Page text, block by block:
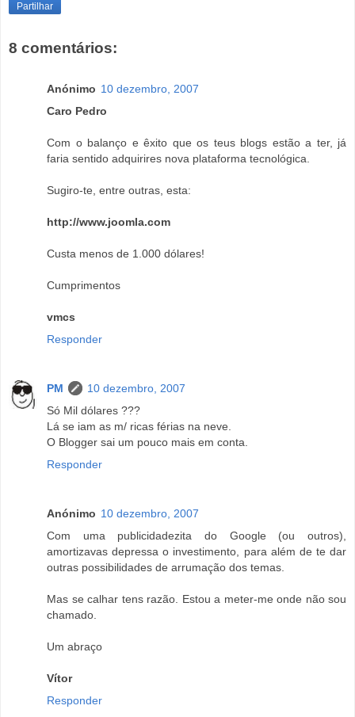
Partilhar
8 comentários:
Anónimo 10 dezembro, 2007
Caro Pedro
Com o balanço e êxito que os teus blogs estão a ter, já
faria sentido adquirires nova plataforma tecnológica.
Sugiro-te, entre outras, esta:
http://www.joomla.com
Custa menos de 1.000 dólares!
Cumprimentos
vmcs
Responder
PM
10 dezembro, 2007
Só Mil dólares ???
Lá se iam as m/ ricas férias na neve.
O Blogger sai um pouco mais em conta.
Responder
Anónimo 10 dezembro, 2007
Com uma publicidadezita do Google (ou outros),
amortizavas depressa o investimento, para além de te dar
outras possibilidades de arrumação dos temas.
Mas se calhar tens razão. Estou a meter-me onde não sou
chamado.
Um abraço
Vítor
Responder